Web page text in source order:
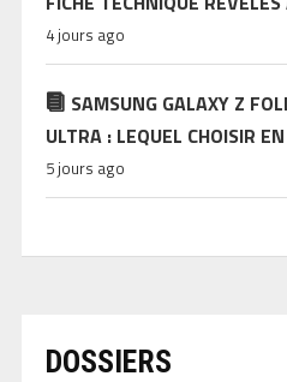
4 jours ago
SAMSUNG GALAXY Z
ULTRA : LEQUEL CHOISIR
5 jours ago
DOSSIERS